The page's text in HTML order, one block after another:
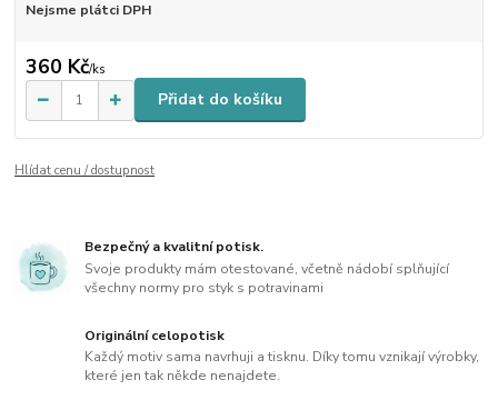
Nejsme plátci DPH
360 Kč/ks
Přidat do košíku
Hlídat cenu / dostupnost
Bezpečný a kvalitní potisk.
Svoje produkty mám otestované, včetně nádobí splňující
všechny normy pro styk s potravinami
Originální celopotisk
Každý motiv sama navrhuji a tisknu. Díky tomu vznikají výrobky,
které jen tak někde nenajdete.